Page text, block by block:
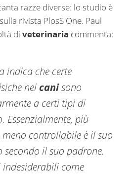
razze diverse: lo studio è
rivista PlosS One. Paul
di veterinaria commenta:
indica che certe
nei canisono
a certi tipi di
Essenzialmente, più
meno controllabile è il suo
il suo padrone.
come